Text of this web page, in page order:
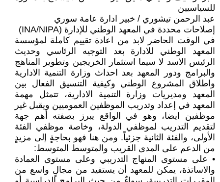
للسياسيين
عبد الرحمن تيشوري / خبير ادارة عامة سوري
إصلاحات محددة في المعهد الوطني للإدارة (INA/NIPA)
في الوقت الحاضر لابد من اعادة تقييم كاملة لمؤسسة
المعهد الوطني للادارة بعد التوجيه الرئاسي وحديث
الرئيس الاسد لا سيما استثمار الخريجين وتطوير المناهج
والبرامج ودور المعهد بعد احداث وزارة التنمية الادارية
واطلاق المشروع الوطني وكيفية التنسيق الفعال بين
المعهد ومديريات وزارة التنمية الادارية، تتمثل مهمة
المعهد في إعداد وتدريب الموظفين العموميين ويقبل غير
موظفين ايضا، وهو في الواقع يبرز بصفته أهم جهة
لتقديم التدريب لموظفي الدولة، وخاصة موظفي الفئة
الأولى، والفئة الثانية جزئياً. ومن هنا فهو بحاجةٍ إلى مزيدٍ
من الدعم على المدى القريب والمتوسط المتوسط:
• على مستوى المنهاج التدريبي وعلى مستوى العمادة
والاساتذة، يمكن للمعهد أن يستفيد من مجالٍ واسع من